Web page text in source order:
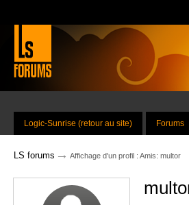
Logic-Sunrise (retour au site) Forums
LS forums → Affichage d'un profil : Amis: multor